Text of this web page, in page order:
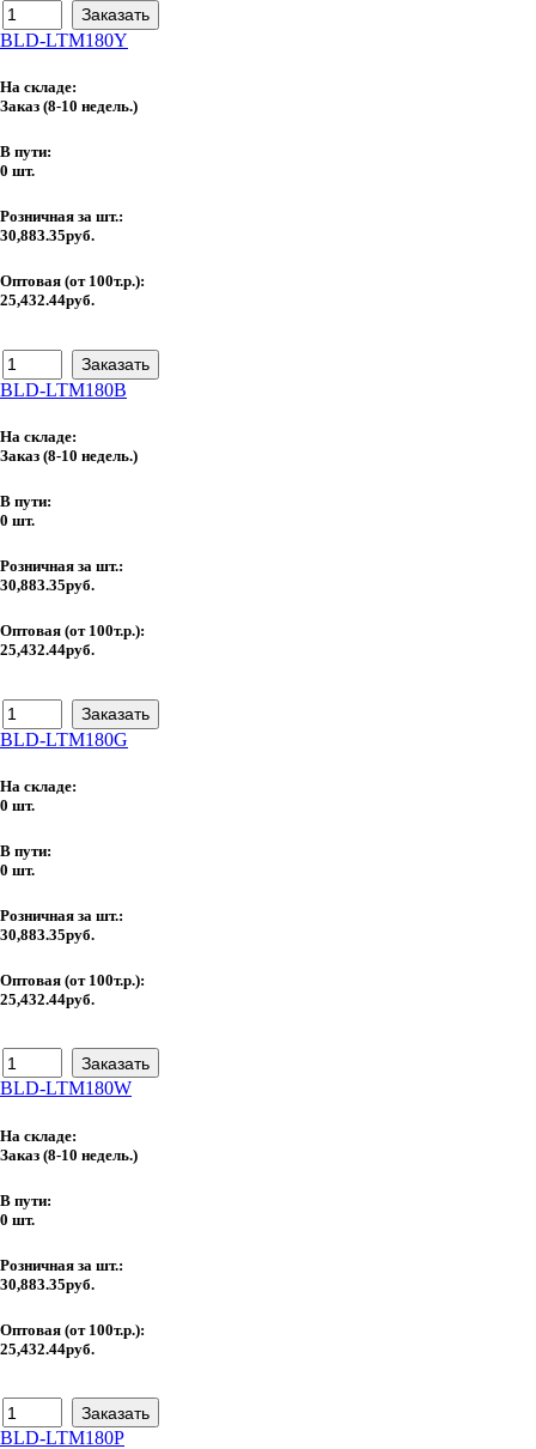
BLD-LTM180Y
На складе:
Заказ (8-10 недель.)
В пути:
0 шт.
Розничная за шт.:
30,883.35руб.
Оптовая (от 100т.р.):
25,432.44руб.
BLD-LTM180B
На складе:
Заказ (8-10 недель.)
В пути:
0 шт.
Розничная за шт.:
30,883.35руб.
Оптовая (от 100т.р.):
25,432.44руб.
BLD-LTM180G
На складе:
0 шт.
В пути:
0 шт.
Розничная за шт.:
30,883.35руб.
Оптовая (от 100т.р.):
25,432.44руб.
BLD-LTM180W
На складе:
Заказ (8-10 недель.)
В пути:
0 шт.
Розничная за шт.:
30,883.35руб.
Оптовая (от 100т.р.):
25,432.44руб.
BLD-LTM180P